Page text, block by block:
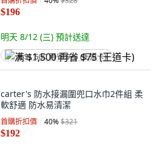
$196
明天 8/12 (三) 預計送達
满 $1,500 再省 $75 (王道卡)
carter's 防水接漏圍兜口水巾2件組 柔
軟舒適 防水易清潔
首購折扣價 40%$321
$192